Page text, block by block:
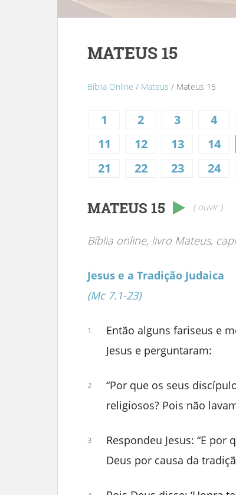
MATEUS 15
Bíblia Online / Mateus / Mateus 15
1 2 3 4
11
12 13 14
21
22 23 24
MATEUS 15 ( ouvir )
Bíblia online, livro Mateus,
Jesus e a Tradição Judaica
(Mc 7.1-23)
1
Então alguns fariseus e
Jesus e perguntaram:
2
“Por que os seus
religiosos? Pois não
3
Respondeu Jesus: “E
Deus por causa da